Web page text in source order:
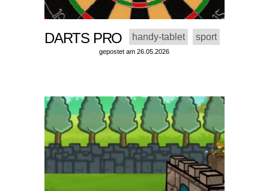
DARTS PRO handy-tablet sport
gepostet am 26.05.2026